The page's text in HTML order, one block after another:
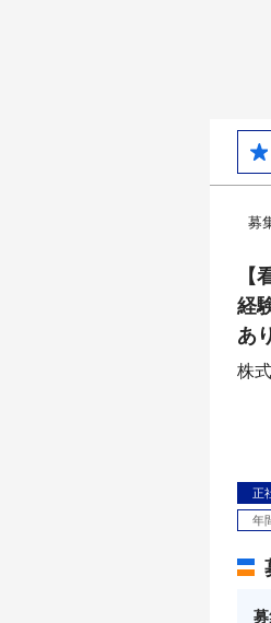
募
【
経
あ
株
正
年